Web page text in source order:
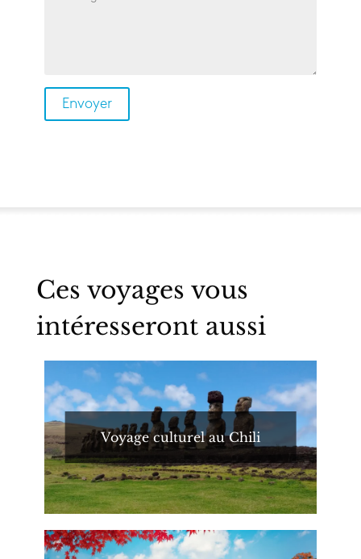
Ces voyages vous
intéresseront aussi
Voyage culturel au Chili